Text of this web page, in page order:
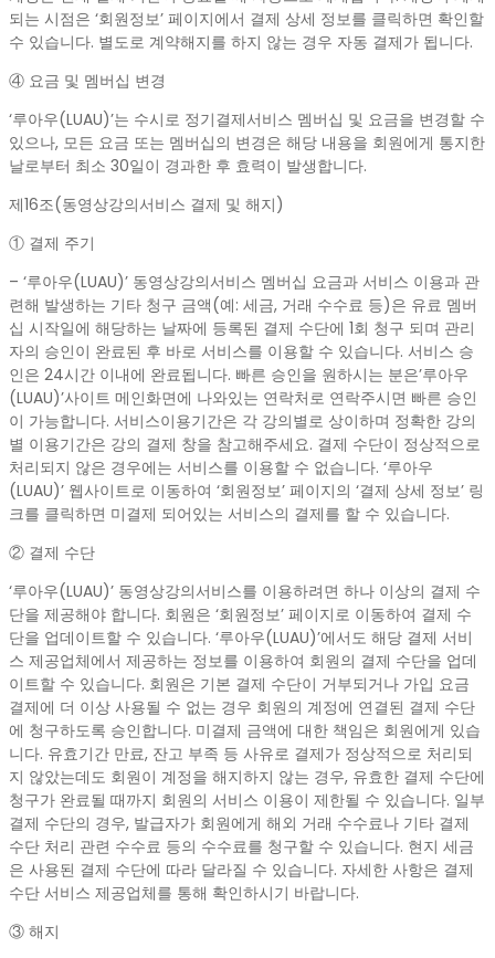
되는 시점은 ‘회원정보’ 페이지에서 결제 상세 정보를 클릭하면 확인할
수 있습니다. 별도로 계약해지를 하지 않는 경우 자동 결제가 됩니다.
④ 요금 및 멤버십 변경
‘루아우(LUAU)’는 수시로 정기결제서비스 멤버십 및 요금을 변경할 수
있으나, 모든 요금 또는 멤버십의 변경은 해당 내용을 회원에게 통지한
날로부터 최소 30일이 경과한 후 효력이 발생합니다.
제16조(동영상강의서비스 결제 및 해지)
① 결제 주기
– ‘루아우(LUAU)’ 동영상강의서비스 멤버십 요금과 서비스 이용과 관
련해 발생하는 기타 청구 금액(예: 세금, 거래 수수료 등)은 유료 멤버
십 시작일에 해당하는 날짜에 등록된 결제 수단에 1회 청구 되며 관리
자의 승인이 완료된 후 바로 서비스를 이용할 수 있습니다. 서비스 승
인은 24시간 이내에 완료됩니다. 빠른 승인을 원하시는 분은’루아우
(LUAU)’사이트 메인화면에 나와있는 연락처로 연락주시면 빠른 승인
이 가능합니다. 서비스이용기간은 각 강의별로 상이하며 정확한 강의
별 이용기간은 강의 결제 창을 참고해주세요. 결제 수단이 정상적으로
처리되지 않은 경우에는 서비스를 이용할 수 없습니다. ‘루아우
(LUAU)’ 웹사이트로 이동하여 ‘회원정보’ 페이지의 ‘결제 상세 정보’ 링
크를 클릭하면 미결제 되어있는 서비스의 결제를 할 수 있습니다.
② 결제 수단
‘루아우(LUAU)’ 동영상강의서비스를 이용하려면 하나 이상의 결제 수
단을 제공해야 합니다. 회원은 ‘회원정보’ 페이지로 이동하여 결제 수
단을 업데이트할 수 있습니다. ‘루아우(LUAU)’에서도 해당 결제 서비
스 제공업체에서 제공하는 정보를 이용하여 회원의 결제 수단을 업데
이트할 수 있습니다. 회원은 기본 결제 수단이 거부되거나 가입 요금
결제에 더 이상 사용될 수 없는 경우 회원의 계정에 연결된 결제 수단
에 청구하도록 승인합니다. 미결제 금액에 대한 책임은 회원에게 있습
니다. 유효기간 만료, 잔고 부족 등 사유로 결제가 정상적으로 처리되
지 않았는데도 회원이 계정을 해지하지 않는 경우, 유효한 결제 수단에
청구가 완료될 때까지 회원의 서비스 이용이 제한될 수 있습니다. 일부
결제 수단의 경우, 발급자가 회원에게 해외 거래 수수료나 기타 결제
수단 처리 관련 수수료 등의 수수료를 청구할 수 있습니다. 현지 세금
은 사용된 결제 수단에 따라 달라질 수 있습니다. 자세한 사항은 결제
수단 서비스 제공업체를 통해 확인하시기 바랍니다.
③ 해지